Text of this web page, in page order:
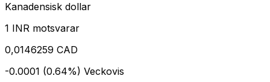
Kanadensisk dollar
1 INR motsvarar
0,0146259 CAD
-0.0001 (0.64%) Veckovis